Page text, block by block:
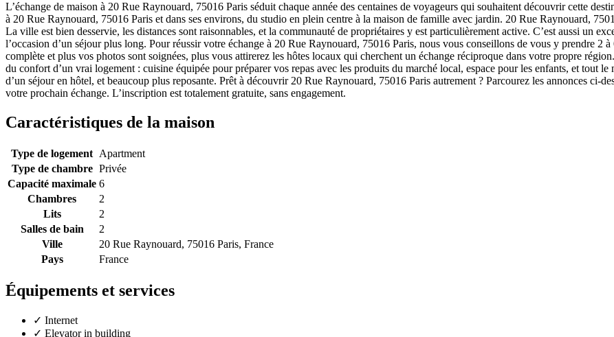
L’échange de maison à 20 Rue Raynouard, 75016 Paris séduit chaque année des centaines de voyageurs qui souhaitent découvrir cette
à 20 Rue Raynouard, 75016 Paris et dans ses environs, du studio en plein centre à la maison de famille avec jardin. 20 Rue Raynouard,
La ville est bien desservie, les distances sont raisonnables, et la communauté de propriétaires y est particulièrement active. C’est aussi un
l’occasion d’un séjour plus long. Pour réussir votre échange à 20 Rue Raynouard, 75016 Paris, nous vous conseillons de vous y prendre 2
complète et plus vos photos sont soignées, plus vous attirerez les hôtes locaux qui cherchent un échange réciproque dans votre propre
du confort d’un vrai logement : cuisine équipée pour préparer vos repas avec les produits du marché local, espace pour les enfants, et tout
d’un séjour en hôtel, et beaucoup plus reposante. Prêt à découvrir 20 Rue Raynouard, 75016 Paris autrement ? Parcourez les annonces ci-
votre prochain échange. L’inscription est totalement gratuite, sans engagement.
Caractéristiques de la maison
Type de logement Apartment
Type de chambre Privée
Capacité maximale 6
Chambres
2
Lits
2
Salles de bain
2
Ville
20 Rue Raynouard, 75016 Paris, France
Pays
France
Équipements et services
✓ Internet
✓ Elevator in building